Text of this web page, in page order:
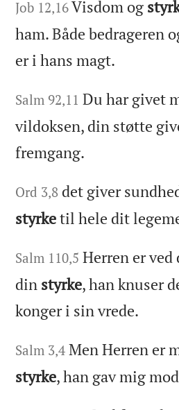
Job 12,16Visdom og
ham. Både bedrageren
er i hans magt.
Salm 92,11 Du har givet
vildoksen, din støtte
fremgang.
Ord 3,8 det giver
styrketil hele dit
Salm 110,5 Herren er
din styrke, han knuser
konger i sin vrede.
Salm 3,4 Men Herren er
styrke, han gav mig